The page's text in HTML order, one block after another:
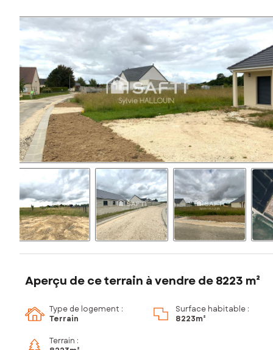
Aperçu de ce terrain à vendre de 8223 m²
Type de logement :
Terrain
Surface habitable :
8 223m²
Terrain :